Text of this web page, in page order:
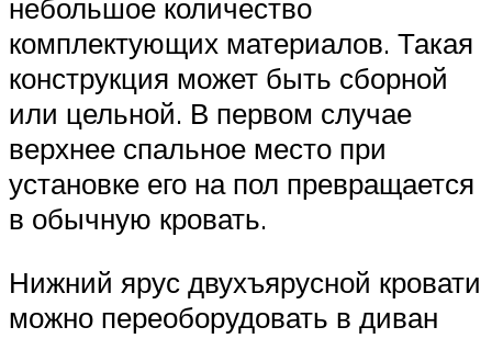
небольшое количество
комплектующих материалов. Такая
конструкция может быть сборной
или цельной. В первом случае
верхнее спальное место при
установке его на пол превращается
в обычную кровать.
Нижний ярус двухъярусной кровати
можно переоборудовать в диван